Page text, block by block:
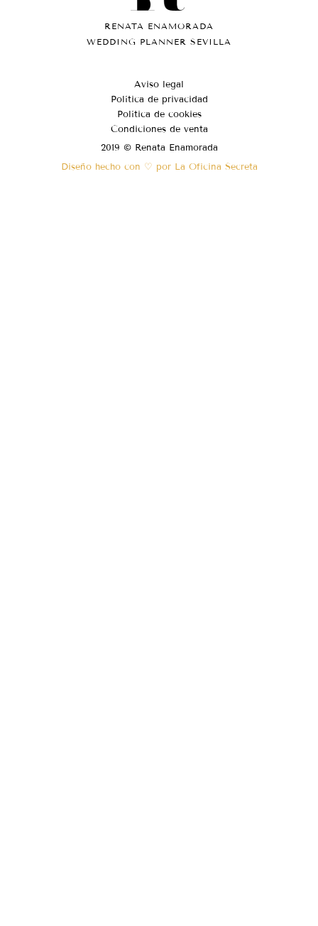
RENATA ENAMORADA
WEDDING PLANNER SEVILLA
Aviso legal
Política de privacidad
Política de cookies
Condiciones de venta
2019 © Renata Enamorada
Diseño hecho con ♡ por La Oficina Secreta